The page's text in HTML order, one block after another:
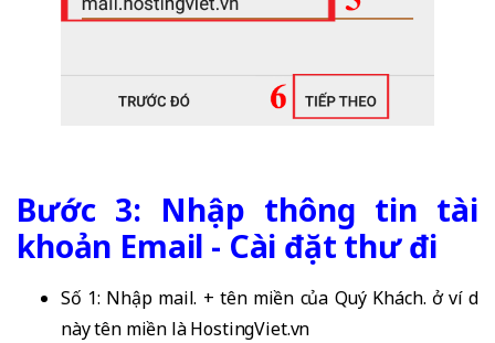
Bước 3: Nhập thông tin tài
khoản Email - Cài đặt thư đi
Số 1: Nhập mail. + tên miền của Quý Khách. ở ví dụ
này tên miền là HostingViet.vn